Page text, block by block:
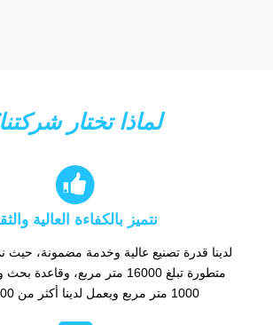
لماذا تختار

نتميز بالكفاءة العالية
لدينا قدرة تصنيع عالية وخدمة مضمونة، حيث
متطورة تبلغ 16000 متر مربع،
1000 متر مربع ويعمل لدينا أكثر من 200 موظف.